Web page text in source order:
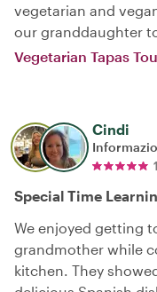
vegetarian and
our granddaughter
Vegetarian Tapas
Cindi
Special Time
We enjoyed getting
grandmother while
kitchen. They